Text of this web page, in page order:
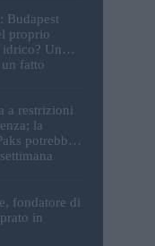
Budapest
proprio
Un
fatto
a restrizioni
la
potrebbe
fondatore di
in